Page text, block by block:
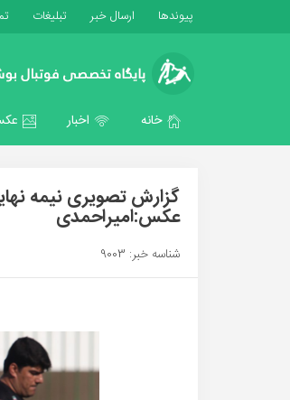
پیوندها ارسال خبر تبلیغات
خانه اخبار
گزارش تصویری نیمه
عکس:امیراحمدی
شناسه خبر: 9003